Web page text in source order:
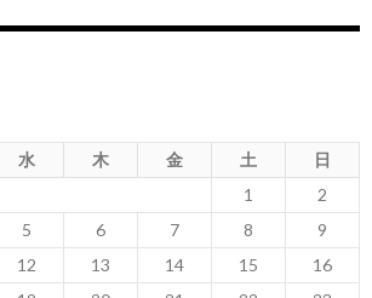
水 木 金 土
日
1
2
5 6 7 8
9
12 13 14 15
16